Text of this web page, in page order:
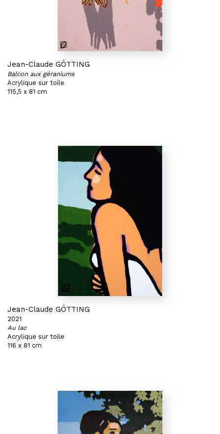
Jean-Claude GÖTTING
Balcon aux géraniums
Acrylique sur toile
115,5 x 81 cm
Jean-Claude GÖTTING
2021
Au lac
Acrylique sur toile
116 x 81 cm